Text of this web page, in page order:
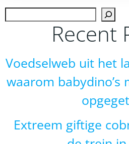
Recent
Voedselweb uit het
waarom babydino’s
Extreem giftige